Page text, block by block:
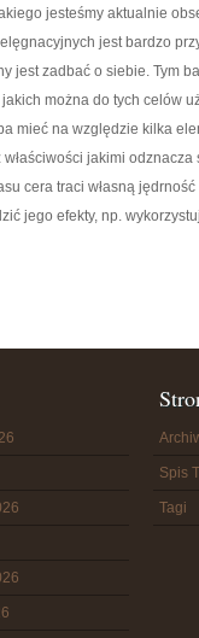
jesteśmy aktualnie
jest bardzo
jest zadbać o siebie. Tym
można do tych celów
mieć na względzie kilka
jakimi
cera traci własną
jego efekty, np.
Spis
Tagi